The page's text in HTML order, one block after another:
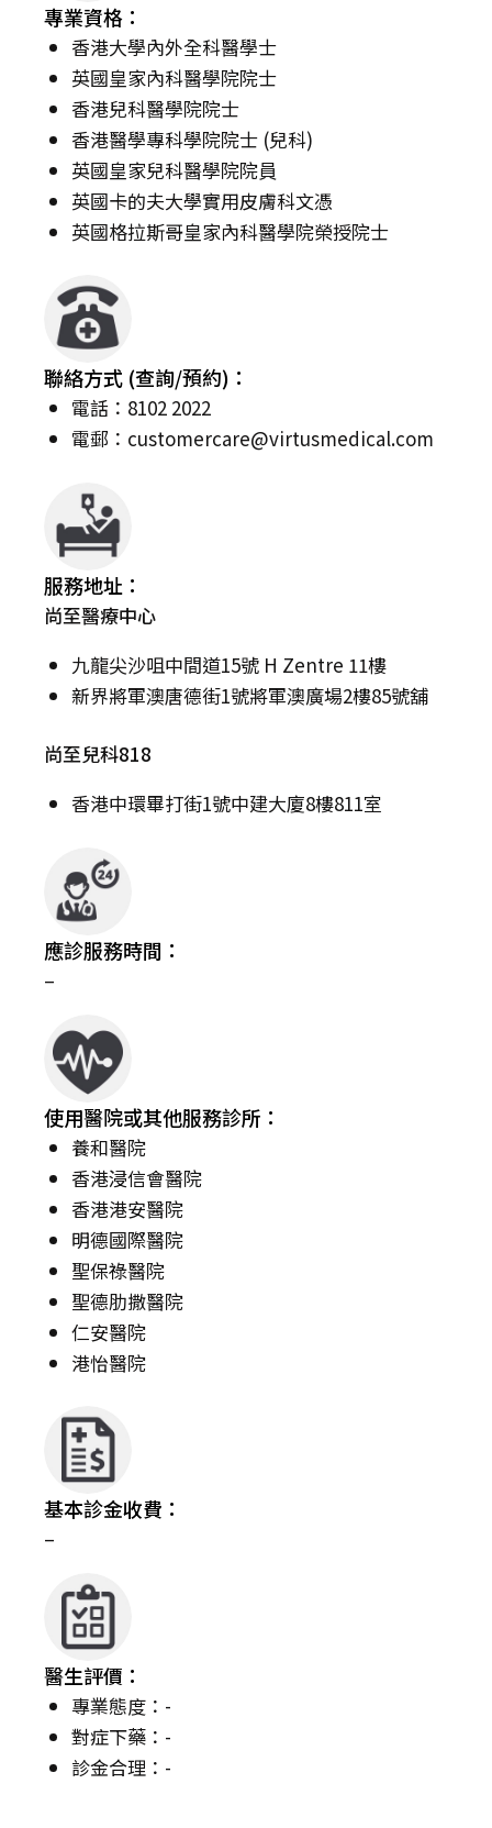
專業資格：
香港大學內外全科醫學士
英國皇家內科醫學院院士
香港兒科醫學院院士
香港醫學專科學院院士 (兒科)
英國皇家兒科醫學院院員
英國卡的夫大學實用皮膚科文憑
英國格拉斯哥皇家內科醫學院榮授院士
聯絡方式 (查詢/預約)：
電話：8102 2022
電郵： customercare@virtusmedical.com
服務地址：
尚至醫療中心
九龍尖沙咀中間道15號 H Zentre 11樓
新界將軍澳唐德街1號將軍澳廣場2樓85號舖
尚至兒科818
香港中環畢打街1號中建大廈8樓811室
應診服務時間：
–
使用醫院或其他服務診所：
養和醫院
香港浸信會醫院
香港港安醫院
明德國際醫院
聖保祿醫院
聖德肋撒醫院
仁安醫院
港怡醫院
基本診金收費：
–
醫生評價：
專業態度：-
對症下藥：-
診金合理：-